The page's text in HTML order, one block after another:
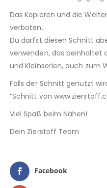
Das Kopieren und die
verboten.
Du darfst diesen Schnitt
verwenden, das beinhaltet
und Kleinserien, auch zum
Falls der Schnitt genutzt
“Schnitt von
Viel Spaß beim Nähen!
Dein Zierstoff Team
Facebook